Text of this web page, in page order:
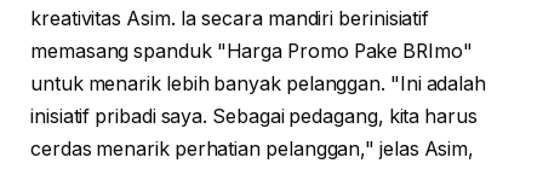
kreativitas Asim. Ia secara mandiri berinisiatif
memasang spanduk "Harga Promo Pake BRImo"
untuk menarik lebih banyak pelanggan. "Ini adalah
inisiatif pribadi saya. Sebagai pedagang, kita harus
cerdas menarik perhatian pelanggan," jelas Asim,